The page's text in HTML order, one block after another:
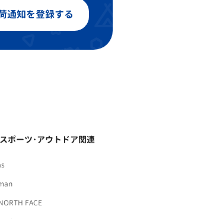
通知を登録する
スポーツ･アウトドア関連
FACE